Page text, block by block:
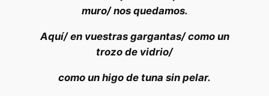
muro/ nos quedamos.
Aquí/ en vuestras gargantas/ como un
trozo de vidrio/
como un higo de tuna sin pelar.